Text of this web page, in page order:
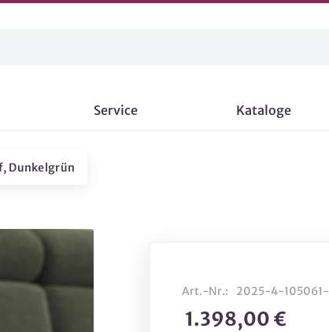
Service Kataloge
Dunkelgrün
Art.-Nr.: 2025-4-105061-
1.398,00 €